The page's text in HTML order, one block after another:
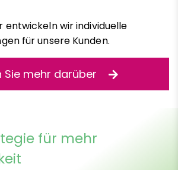
entwickeln wir individuelle
für unsere Kunden.
Sie mehr darüber
für mehr